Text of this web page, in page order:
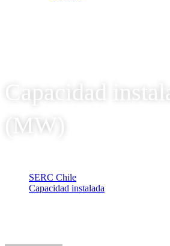
Capacidad
(MW)
SERC Chile
Capacidad instalada